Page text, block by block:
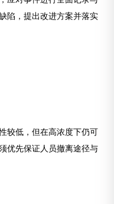
陷，提出改进方案并落实
较低，但在高浓度下仍可
优先保证人员撤离途径与